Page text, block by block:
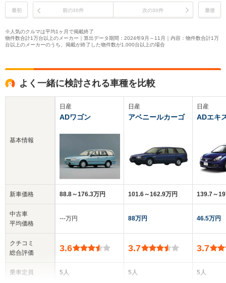
最初 前の30件 次の30件 最後
※人気のクルマは平均1ヶ月で掲載終了
物件数合計1万台以上のメーカー｜算出データ期間：2024年9月～11月｜内容：物件数合計1万
台以上のメーカーのうち、掲載が終了した物件数が1,000台以上の場合
よく一緒に検討される車種を比較
基本情報
新車価格
中古車
平均価格
クチコミ
総合評価
乗車定員
日産
ADワゴン
88.8～176.3万円
‐‐‐万円
3.6
5人
日産
アベニールカーゴ
101.6～162.9万円
88万円
3.7
5人
日産
ADエキ
139.7～
46.5万円
3.7
5人